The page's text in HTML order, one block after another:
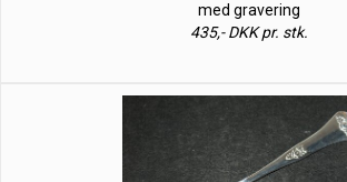
med gravering
435,- DKK pr. stk.